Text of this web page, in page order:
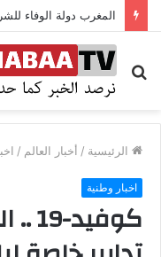
المغرب دولة الوفاء
بحث
عن
الرئيسية / أخبار العالم /
اخبار وطنية